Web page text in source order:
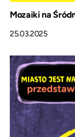
Mozaiki na
25.03.2025